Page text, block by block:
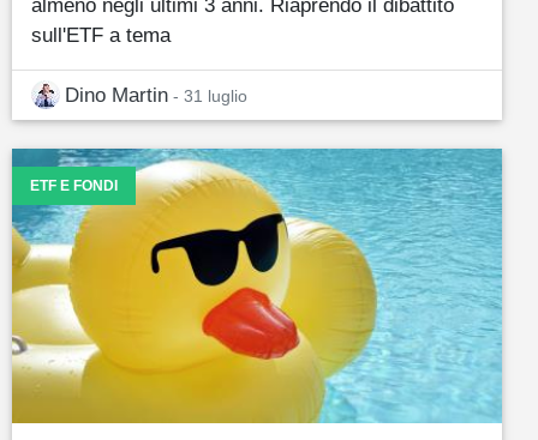
sull'ETF a tema
Dino Martin - 31 luglio
ETF E FONDI